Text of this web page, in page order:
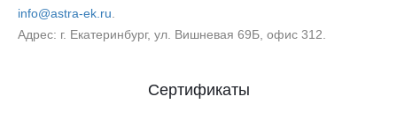
info@astra-ek.ru
Адрес: г. Екатеринбург, ул. Вишневая 69Б, офис 312.
Сертификаты